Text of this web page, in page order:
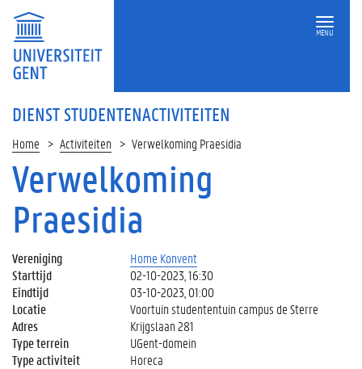
MENU
DIENST STUDENTENACTIVITEITEN
Home Activiteiten Verwelkoming Praesidia
Verwelkoming
Praesidia
Vereniging
Home Konvent
Starttijd
02-10-2023, 16:30
Eindtijd
03-10-2023, 01:00
Locatie
Voortuin studententuin campus de Sterre
Adres
Krijgslaan 281
Type terrein
UGent-domein
Type activiteit
Horeca